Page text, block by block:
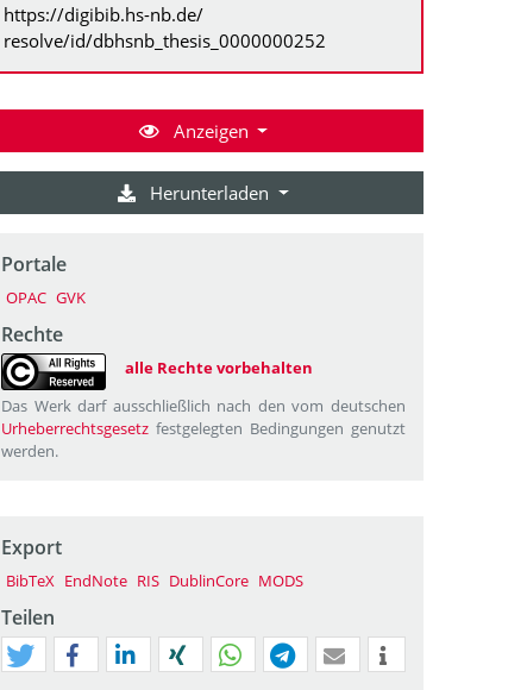
https://digibib.hs-nb.de/
resolve/id/dbhsnb_thesis_0000000252
Anzeigen
Herunterladen
Portale
OPAC GVK
Rechte
alle Rechte vorbehalten
Das Werk darf ausschließlich nach den vom deutschen
Urheberrechtsgesetz festgelegten Bedingungen genutzt
werden.
Export
BibTeX EndNote RIS DublinCore MODS
Teilen